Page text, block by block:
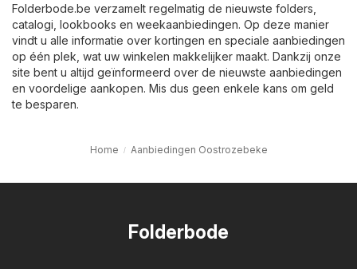
Folderbode.be verzamelt regelmatig de nieuwste folders,
catalogi, lookbooks en weekaanbiedingen. Op deze manier
vindt u alle informatie over kortingen en speciale aanbiedingen
op één plek, wat uw winkelen makkelijker maakt. Dankzij onze
site bent u altijd geïnformeerd over de nieuwste aanbiedingen
en voordelige aankopen. Mis dus geen enkele kans om geld
te besparen.
Home Aanbiedingen Oostrozebeke
Folderbode